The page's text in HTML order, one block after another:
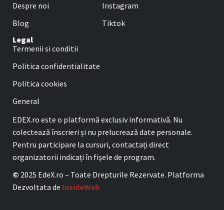
Despre noi
Blog
Instagram
Tiktok
Legal
Termenii si conditii
Politica confidentialitate
Politica cookies
General
EDEX.ro este o platformă exclusiv informativă. Nu
colectează înscrieri și nu prelucrează date personale.
Pentru participare la cursuri, contactați direct
organizatorii indicați în fișele de program.
© 2025 EdeX.ro – Toate Drepturile Rezervate. Platforma
Dezvoltata de InsideWeb